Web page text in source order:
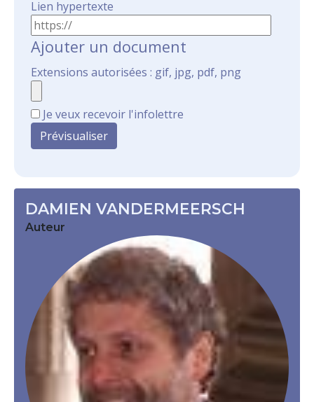
Lien hypertexte
Ajouter un document
Extensions autorisées : gif, jpg, pdf, png
Je veux recevoir l'infolettre
DAMIEN VANDERMEERSCH
Auteur